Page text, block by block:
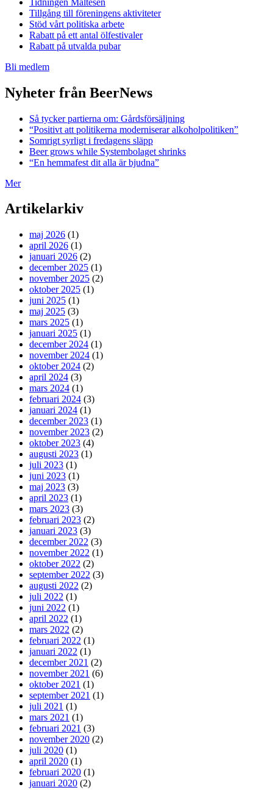
Tillgång till föreningens aktiviteter
Stöd vårt politiska arbete
Rabatt på ett antal ölfestivaler
Rabatt på utvalda pubar
Bli medlem
Nyheter från BeerNews
Så tycker partierna om: Gårdsförsäljning
“Positivt att politikerna moderniserar alkoholpolitiken”
Somrigt syrligt i fredagens släpp
Beer grows while Systembolaget shrinks
“En hemmafest dit alla är bjudna”
Mer
Artikelarkiv
maj 2026 (1)
april 2026 (1)
januari 2026 (2)
december 2025 (1)
november 2025 (2)
oktober 2025 (1)
juni 2025 (1)
maj 2025 (3)
mars 2025 (1)
januari 2025 (1)
december 2024 (1)
november 2024 (1)
oktober 2024 (2)
april 2024 (3)
mars 2024 (1)
februari 2024 (3)
januari 2024 (1)
december 2023 (1)
november 2023 (2)
oktober 2023 (4)
augusti 2023 (1)
juli 2023 (1)
juni 2023 (1)
maj 2023 (3)
april 2023 (1)
mars 2023 (3)
februari 2023 (2)
januari 2023 (3)
december 2022 (3)
november 2022 (1)
oktober 2022 (2)
september 2022 (3)
augusti 2022 (2)
juli 2022 (1)
juni 2022 (1)
april 2022 (1)
mars 2022 (2)
februari 2022 (1)
januari 2022 (1)
december 2021 (2)
november 2021 (6)
oktober 2021 (1)
september 2021 (1)
juli 2021 (1)
mars 2021 (1)
februari 2021 (3)
november 2020 (2)
juli 2020 (1)
april 2020 (1)
februari 2020 (1)
januari 2020 (2)